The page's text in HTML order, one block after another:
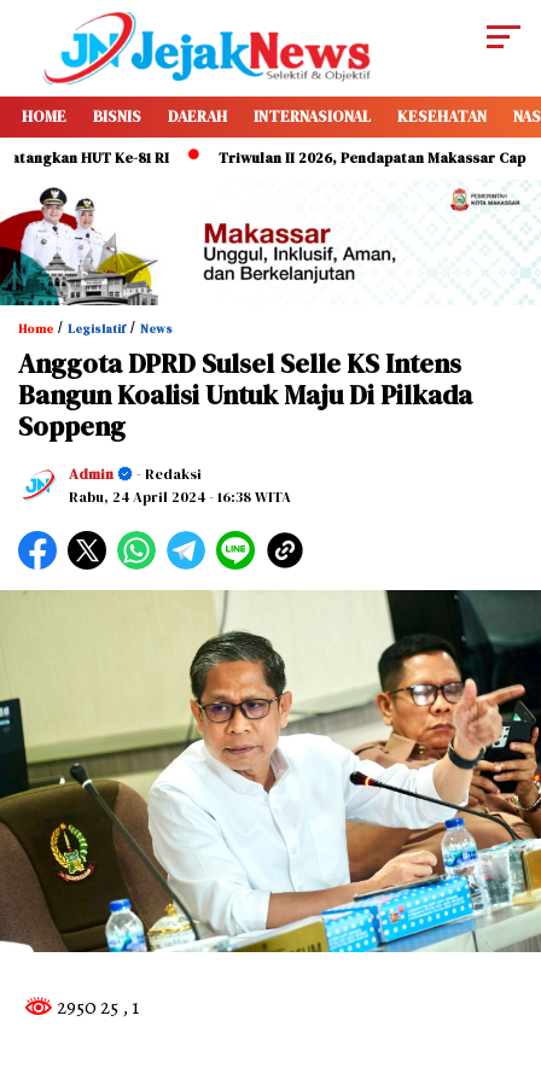
HOME BISNIS DAERAH INTERNASIONAL KESEHATAN
HUT Ke-81 RI Triwulan II 2026, Pendapatan Makassar Capai 49
Home / Legislatif/ News
Anggota DPRD Sulsel Selle KS Intens
Bangun Koalisi Untuk Maju Di Pilkada
Soppeng
Admin
- Redaksi
Rabu, 24 April 2024- 16:38 WITA
2950 25 , 1